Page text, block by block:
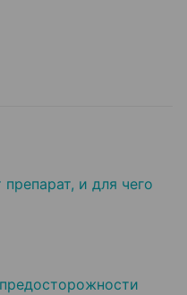
и для чего